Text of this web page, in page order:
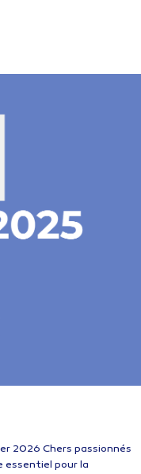
2026 Chers passionnés
essentiel pour la